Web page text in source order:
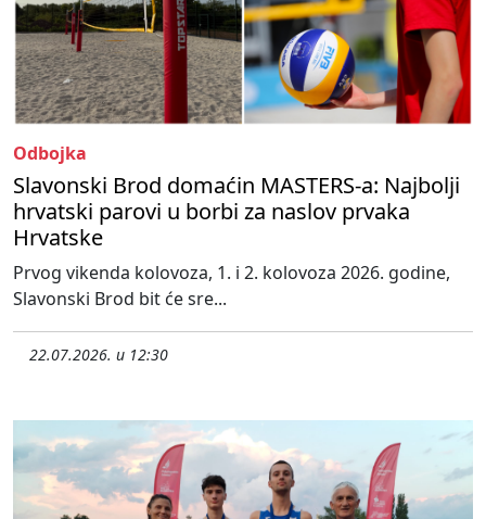
Odbojka
Slavonski Brod domaćin MASTERS-a: Najbolji
hrvatski parovi u borbi za naslov prvaka
Hrvatske
Prvog vikenda kolovoza, 1. i 2. kolovoza 2026. godine,
Slavonski Brod bit će sre...
22.07.2026. u 12:30